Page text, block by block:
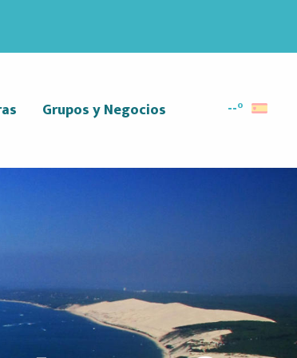
--° Buscar
Grupos y Negocios